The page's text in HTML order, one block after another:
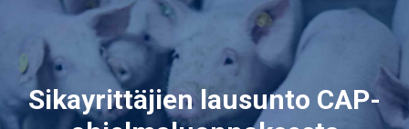
Sikayrittäjien lausunto CAP-